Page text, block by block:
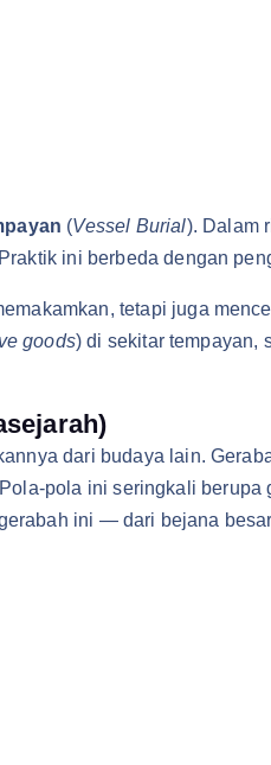
(Vessel Burial). Dalam
ini berbeda dengan
tetapi juga
goods) di sekitar tempayan,
dari budaya lain.
pola ini seringkali berupa
ini — dari bejana